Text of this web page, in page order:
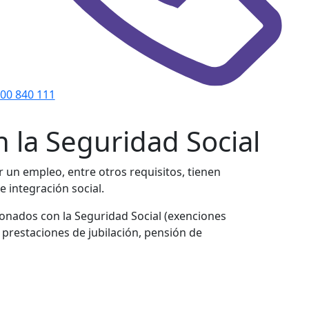
840 111
la Seguridad Social
un empleo, entre otros requisitos, tienen
integración social.
con la Seguridad Social (exenciones
de jubilación, pensión de